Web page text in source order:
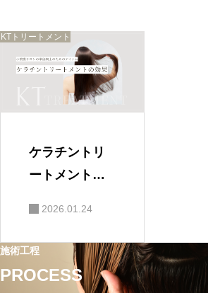
KTトリートメント
ケラチントリ
ートメントの
まりの変化
（導入ガイド
2026.01.24
施術工程
PROCESS